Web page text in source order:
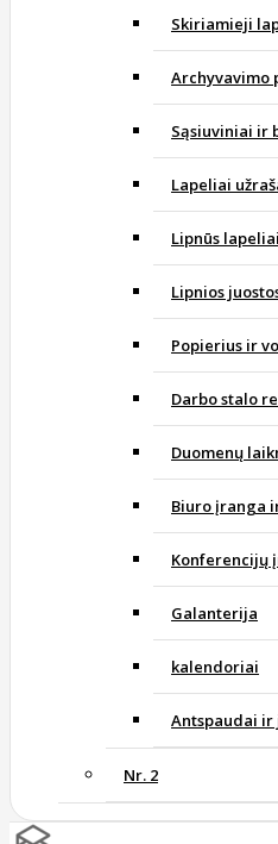
Skiriamieji
Archyvavimo
Sąsiuviniai ir
Lapeliai
Lipnūs
Lipnios
Popierius ir
Darbo stalo
Duomenų
Biuro įranga
Konferencijų
Galanterija
kalendoriai
Antspaudai
Nr. 2